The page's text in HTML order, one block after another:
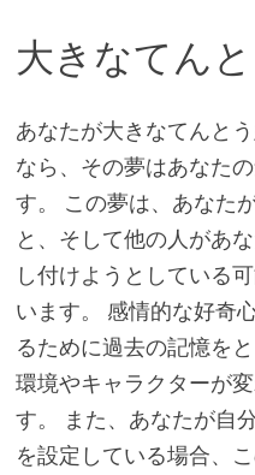
大きなてん
あなたが大きなてんと
なら、その夢はあなた
す。 この夢は、あなた
と、そして他の人があ
し付けようとしている
います。 感情的な好奇
るために過去の記憶を
環境やキャラクターが
す。 また、あなたが自
を設定している場合、